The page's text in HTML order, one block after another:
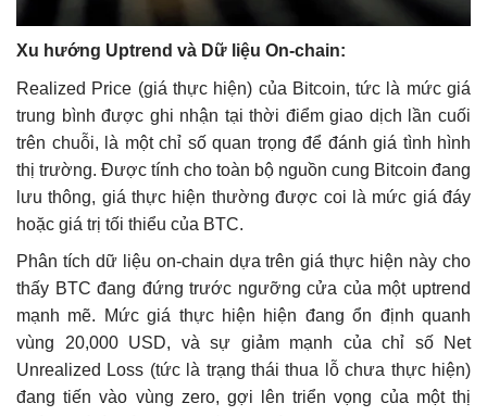
Xu hướng Uptrend và Dữ liệu On-chain:
Realized Price (giá thực hiện) của Bitcoin, tức là mức giá
trung bình được ghi nhận tại thời điểm giao dịch lần cuối
trên chuỗi, là một chỉ số quan trọng để đánh giá tình hình
thị trường. Được tính cho toàn bộ nguồn cung Bitcoin đang
lưu thông, giá thực hiện thường được coi là mức giá đáy
hoặc giá trị tối thiểu của BTC.
Phân tích dữ liệu on-chain dựa trên giá thực hiện này cho
thấy BTC đang đứng trước ngưỡng cửa của một uptrend
mạnh mẽ. Mức giá thực hiện hiện đang ổn định quanh
vùng 20,000 USD, và sự giảm mạnh của chỉ số Net
Unrealized Loss (tức là trạng thái thua lỗ chưa thực hiện)
đang tiến vào vùng zero, gợi lên triển vọng của một thị